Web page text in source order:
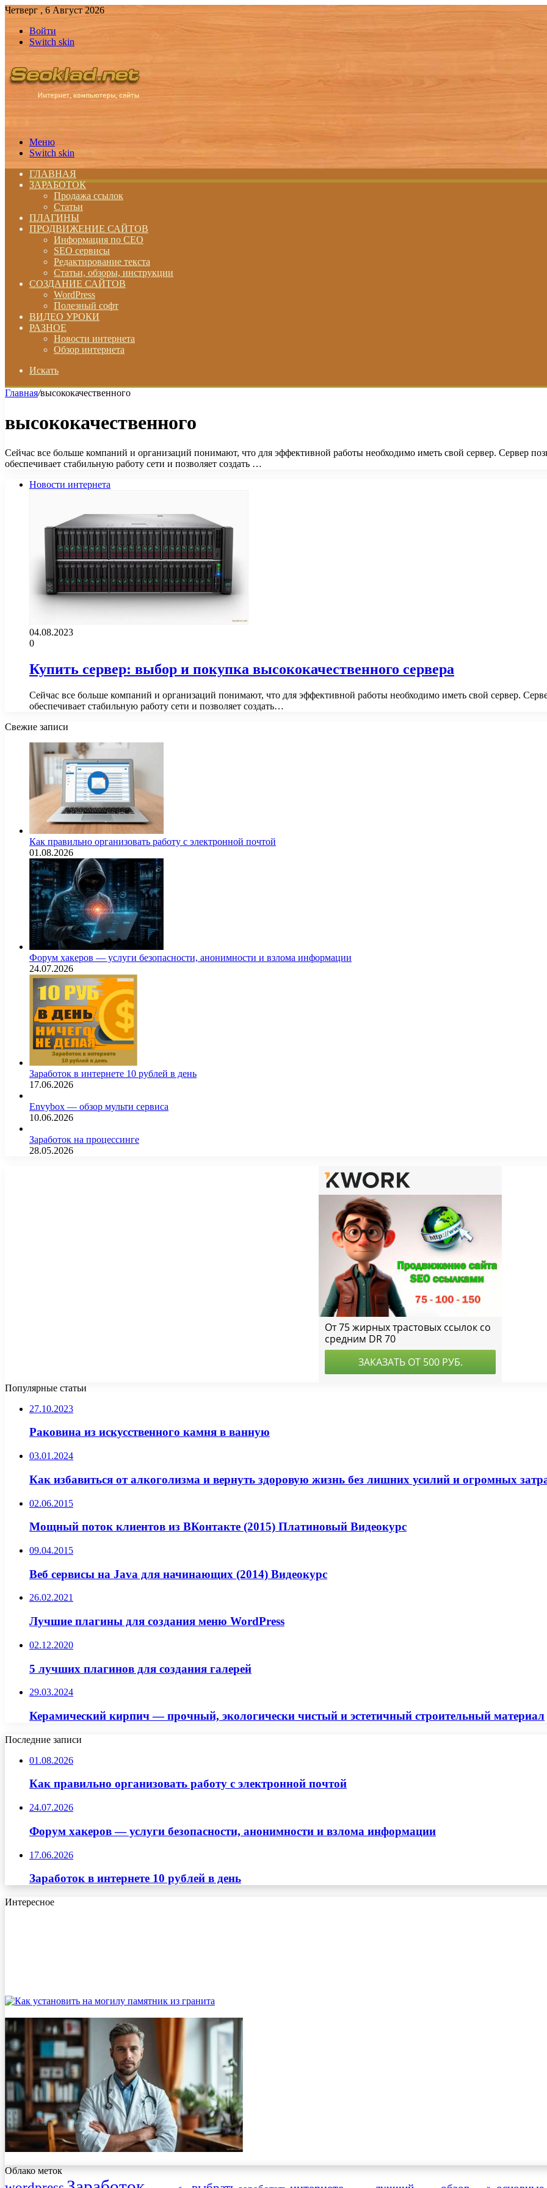
Четверг , 6 Август 2026
Войти
Switch skin
Меню
Switch skin
ГЛАВНАЯ
ЗАРАБОТОК
Продажа ссылок
Статьи
ПЛАГИНЫ
ПРОДВИЖЕНИЕ САЙТОВ
Информация по СЕО
SEO сервисы
Редактирование текста
Статьи, обзоры, инструкции
СОЗДАНИЕ САЙТОВ
WordPress
Полезный софт
ВИДЕО УРОКИ
РАЗНОЕ
Новости интернета
Обзор интернета
Искать
Главная/высококачественного
высококачественного
Сейчас все больше компаний и организаций понимают, что для эффективной работы необходимо иметь свой сервер. Сервер
обеспечивает стабильную работу сети и позволяет создать …
Новости интернета
04.08.2023
0
Купить сервер: выбор и покупка высококачественного сервера
Сейчас все больше компаний и организаций понимают, что для эффективной работы необходимо иметь свой сервер.
обеспечивает стабильную работу сети и позволяет создать…
Свежие записи
Как правильно организовать работу с электронной почтой
01.08.2026
Форум хакеров — услуги безопасности, анонимности и взлома информации
24.07.2026
Заработок в интернете 10 рублей в день
17.06.2026
Envybox — обзор мульти сервиса
10.06.2026
Заработок на процессинге
28.05.2026
Популярные статьи
27.10.2023
Раковина из искусственного камня в ванную
03.01.2024
Как избавиться от алкоголизма и вернуть здоровую жизнь без лишних усилий и огромных
02.06.2015
Мощный поток клиентов из ВКонтакте (2015) Платиновый Видеокурс
09.04.2015
Веб сервисы на Java для начинающих (2014) Видеокурс
26.02.2021
Лучшие плагины для создания меню WordPress
02.12.2020
5 лучших плагинов для создания галерей
29.03.2024
Керамический кирпич — прочный, экологически чистый и эстетичный строительный материал
Последние записи
01.08.2026
Как правильно организовать работу с электронной почтой
24.07.2026
Форум хакеров — услуги безопасности, анонимности и взлома информации
17.06.2026
Заработок в интернете 10 рублей в день
Интересное
Облако меток